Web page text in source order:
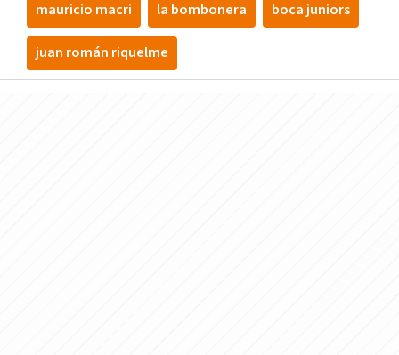
mauricio macri la bombonera boca juniors
juan román riquelme